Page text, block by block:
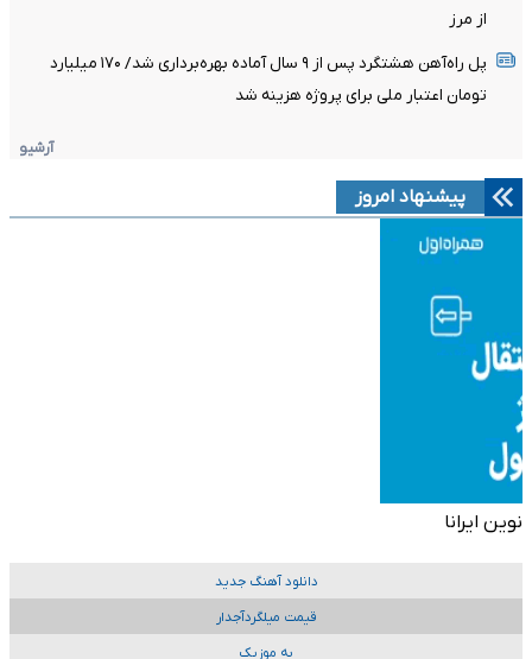
از مرز
پل راه‌آهن هشتگرد پس از ۹ سال آماده بهره‌برداری شد/ ۱۷۰ میلیارد
تومان اعتبار ملی برای پروژه هزینه شد
آرشیو
پیشنهاد امروز
نوین ایرانا
دانلود آهنگ جدید
قیمت میلگردآجدار
به موزیک